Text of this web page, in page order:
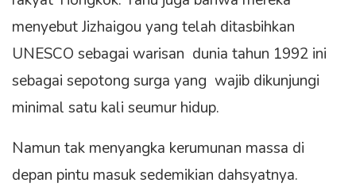
menyebut Jizhaigou yang telah ditasbihkan
UNESCO sebagai warisan dunia tahun 1992 ini
sebagai sepotong surga yang wajib dikunjungi
minimal satu kali seumur hidup.
Namun tak menyangka kerumunan massa di
depan pintu masuk sedemikian dahsyatnya.